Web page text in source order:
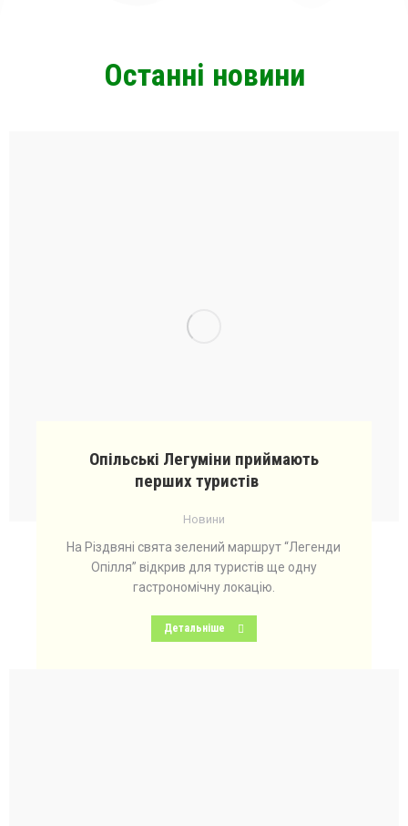
Останні новини
Опільські Легуміни приймають
перших туристів
Новини
На Різдвяні свята зелений маршрут “Легенди
Опілля” відкрив для туристів ще одну
гастрономічну локацію.
Детальніше